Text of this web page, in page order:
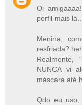
Oi
perfil mais
Menina,
resfriada?
Realmente,
NUNCA vi
máscara até
Qdo eu uso,